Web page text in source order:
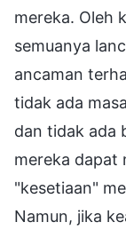
mereka. Oleh
semuanya
ancaman
tidak ada
dan tidak ada
mereka dapat
"kesetiaan"
Namun, jika